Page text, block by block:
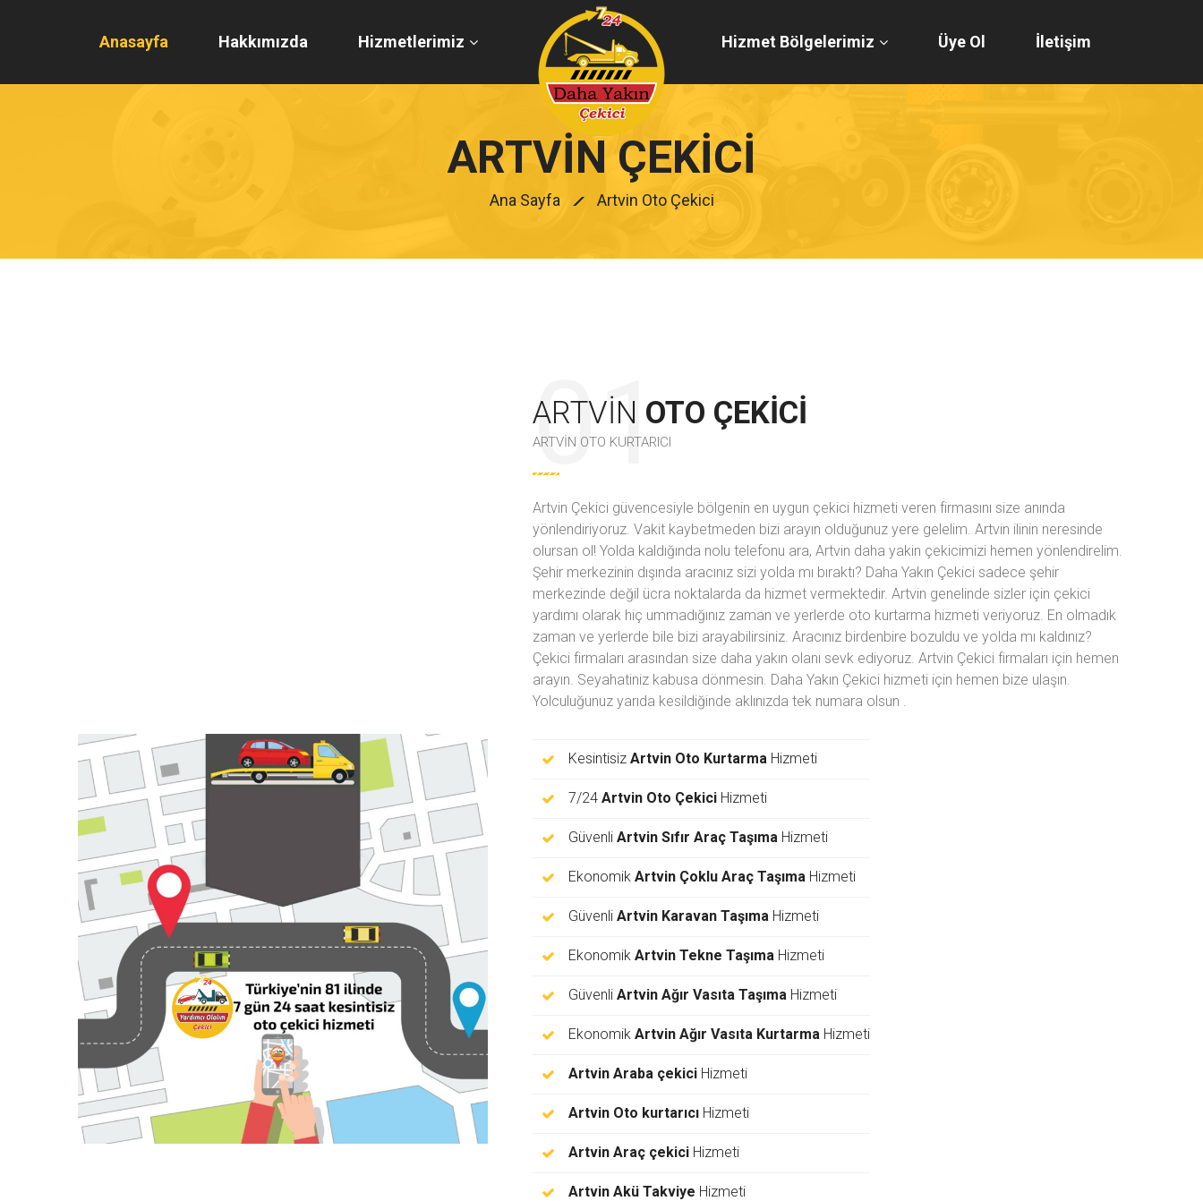
Anasayfa Hakkımızda Hizmetlerimiz Hizmet Bölgelerimiz Üye Ol İletişim
ARTVIN ÇEKICI
Ana Sayfa Artvin Oto Çekici
ARTVIN OTO ÇEKICI
ARTVIN OTO KURTARICI
Artvin Çekici güvencesiyle bölgenin en uygun çekici hizmeti veren firmasını size anında
yönlendiriyoruz. Vakit kaybetmeden bizi arayın olduğunuz yere gelelim. Artvin ilinin neresinde
olursan ol! Yolda kaldığında nolu telefonu ara, Artvin daha yakin çekicimizi hemen yönlendirelim.
Şehir merkezinin dışında aracınız sizi yolda mı bıraktı? Daha Yakın Çekici sadece şehir
merkezinde değil ücra noktalarda da hizmet vermektedir. Artvin genelinde sizler için çekici
yardımı olarak hiç ummadığınız zaman ve yerlerde oto kurtarma hizmeti veriyoruz. En olmadık
zaman ve yerlerde bile bizi arayabilirsiniz. Aracınız birdenbire bozuldu ve yolda mı kaldınız?
Çekici firmaları arasından size daha yakın olanı sevk ediyoruz. Artvin Çekici firmaları için hemen
arayın. Seyahatiniz kabusa dönmesin. Daha Yakın Çekici hizmeti için hemen bize ulaşın.
Yolculuğunuz yarıda kesildiğinde aklınızda tek numara olsun .
Kesintisiz Artvin Oto Kurtarma Hizmeti
7/24 Artvin Oto Çekici Hizmeti
Güvenli Artvin Sıfır Araç Taşıma Hizmeti
Ekonomik Artvin Çoklu Araç Taşıma Hizmeti
Güvenli Artvin Karavan Taşıma Hizmeti
Ekonomik Artvin Tekne Taşıma Hizmeti
Güvenli Artvin Ağır Vasıta Taşıma Hizmeti
Ekonomik Artvin Ağır Vasıta Kurtarma Hizmeti
Artvin Araba çekici Hizmeti
Artvin Oto kurtarıcı Hizmeti
Artvin Araç çekici Hizmeti
Artvin Akü Takviye Hizmeti